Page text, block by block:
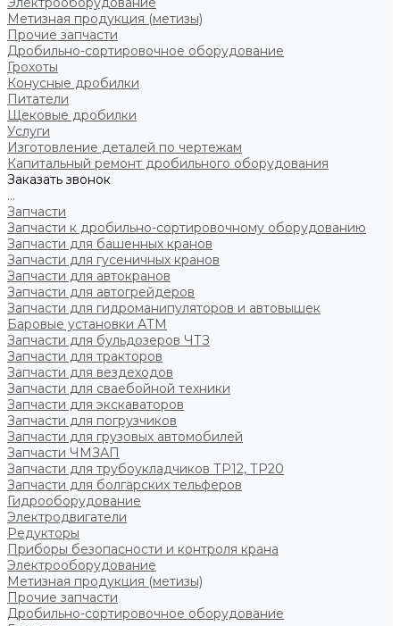
Метизная продукция (метизы)
Прочие запчасти
Дробильно-сортировочное оборудование
Грохоты
Конусные дробилки
Питатели
Щековые дробилки
Услуги
Изготовление деталей по чертежам
Капитальный ремонт дробильного оборудования
Заказать звонок
...
Запчасти
Запчасти к дробильно-сортировочному оборудованию
Запчасти для башенных кранов
Запчасти для гусеничных кранов
Запчасти для автокранов
Запчасти для автогрейдеров
Запчасти для гидроманипуляторов и автовышек
Баровые установки АТМ
Запчасти для бульдозеров ЧТЗ
Запчасти для тракторов
Запчасти для вездеходов
Запчасти для сваебойной техники
Запчасти для экскаваторов
Запчасти для погрузчиков
Запчасти для грузовых автомобилей
Запчасти ЧМЗАП
Запчасти для трубоукладчиков ТР12, ТР20
Запчасти для болгарских тельферов
Гидрооборудование
Электродвигатели
Редукторы
Приборы безопасности и контроля крана
Электрооборудование
Метизная продукция (метизы)
Прочие запчасти
Дробильно-сортировочное оборудование